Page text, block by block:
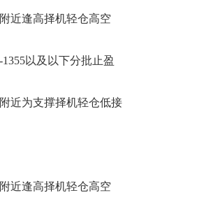
近逢高择机轻仓高空
以及以下分批止盈
近为支撑择机轻仓低接
近逢高择机轻仓高空